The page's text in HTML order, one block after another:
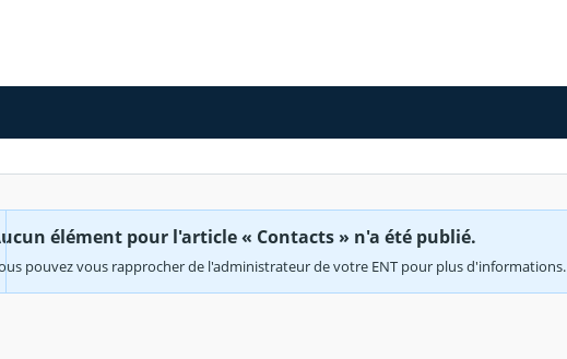
élément pour l'article « Contacts » n'a été publié.
pouvez vous rapprocher de l'administrateur de votre ENT pour plus d'informations.